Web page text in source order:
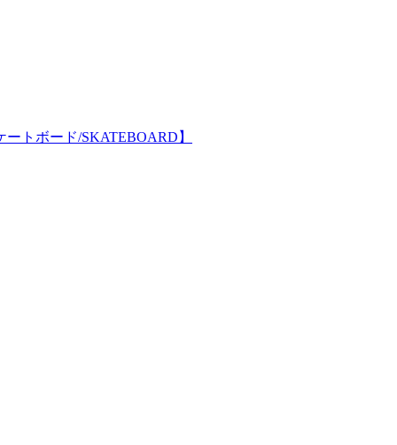
トボード/SKATEBOARD】